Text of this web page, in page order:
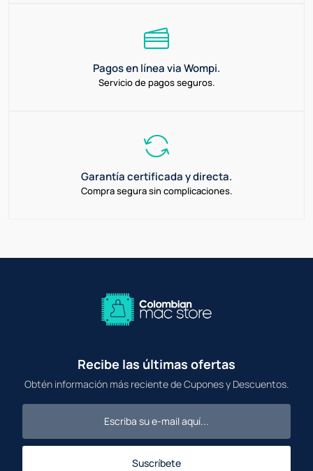
Pagos en línea via Wompi.
Servicio de pagos seguros.
Garantía certificada y directa.
Compra segura sin complicaciones.
Recibe las últimas ofertas
Obtén información más reciente de Cupones y Descuentos.
Suscríbete